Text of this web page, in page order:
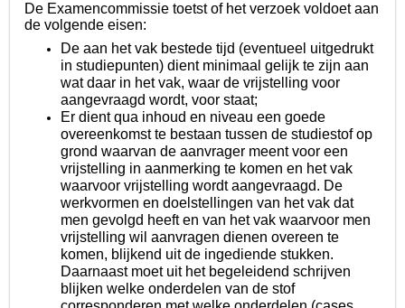
De Examencommissie toetst of het verzoek voldoet aan
de volgende eisen:
De aan het vak bestede tijd (eventueel uitgedrukt
in studiepunten) dient minimaal gelijk te zijn aan
wat daar in het vak, waar de vrijstelling voor
aangevraagd wordt, voor staat;
Er dient qua inhoud en niveau een goede
overeenkomst te bestaan tussen de studiestof op
grond waarvan de aanvrager meent voor een
vrijstelling in aanmerking te komen en het vak
waarvoor vrijstelling wordt aangevraagd. De
werkvormen en doelstellingen van het vak dat
men gevolgd heeft en van het vak waarvoor men
vrijstelling wil aanvragen dienen overeen te
komen, blijkend uit de ingediende stukken.
Daarnaast moet uit het begeleidend schrijven
blijken welke onderdelen van de stof